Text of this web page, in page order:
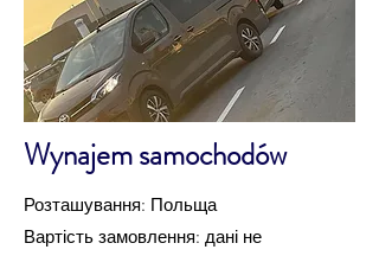
Wynajem samochodów
Розташування: Польща
Вартість замовлення: дані не